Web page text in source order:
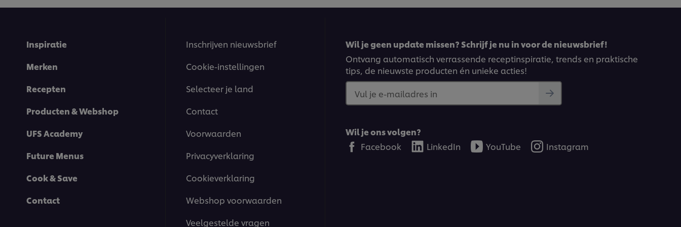
Inspiratie
Merken
Recepten
Producten & Webshop
UFS Academy
Future Menus
Cook & Save
Contact
Inschrijven nieuwsbrief
Cookie-instellingen
Selecteer je land
Contact
Voorwaarden
Privacyverklaring
Cookieverklaring
Webshop voorwaarden
Veelgestelde vragen
Wil je geen update missen? Schrijf je nu in voor de nieuwsbrief!
Ontvang automatisch verrassende receptinspiratie, trends en praktische
tips, de nieuwste producten én unieke acties!
Vul je e-mailadres in
Wil je ons volgen?
Facebook
LinkedIn YouTube Instagram